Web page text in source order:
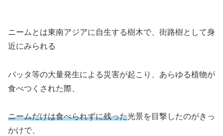
ニームとは東南アジアに自生する樹木で、街路樹として身
近にみられる
バッタ等の大量発生による災害が起こり、あらゆる植物が
食べつくされた際、
ニームだけは食べられずに残った光景を目撃したのがきっ
かけで、